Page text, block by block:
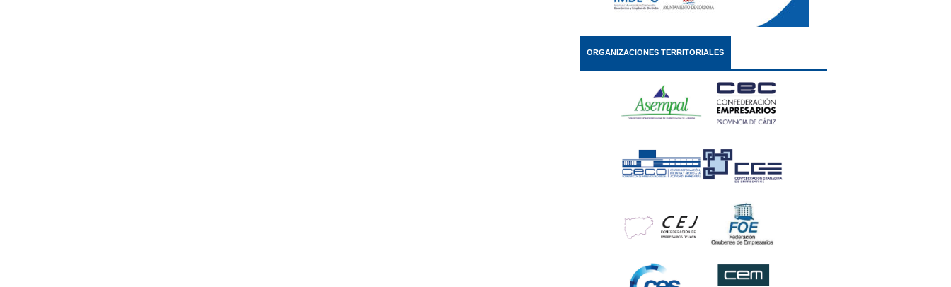
ORGANIZACIONES TERRITORIALES